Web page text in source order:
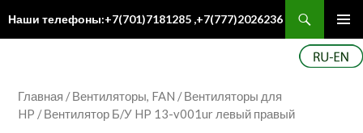
Наши телефоны:+7(701)7181285 ,+7(777)2026236
Главная /Вентиляторы, FAN /Вентиляторы для
HP / Вентилятор Б/У HP 13-v001ur левый правый